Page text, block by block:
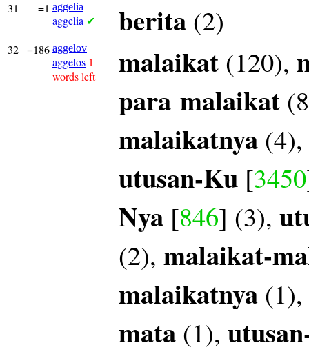
31 =1 aggelia
aggelia ✔ berita (2)
32 =186 aggelov
aggelos 1
words left
malaikat (120),
para malaikat
malaikatnya (4),
utusan-Ku [3450
Nya [846] (3),
(2), malaikat-
malaikatnya (1),
mata (1),